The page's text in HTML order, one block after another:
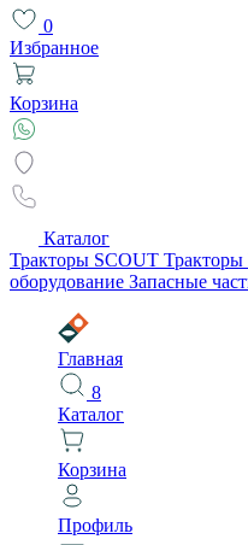
0
Избранное
Корзина
Каталог
Тракторы SCOUT
оборудование Запасные
Главная
8
Каталог
Корзина
Профиль